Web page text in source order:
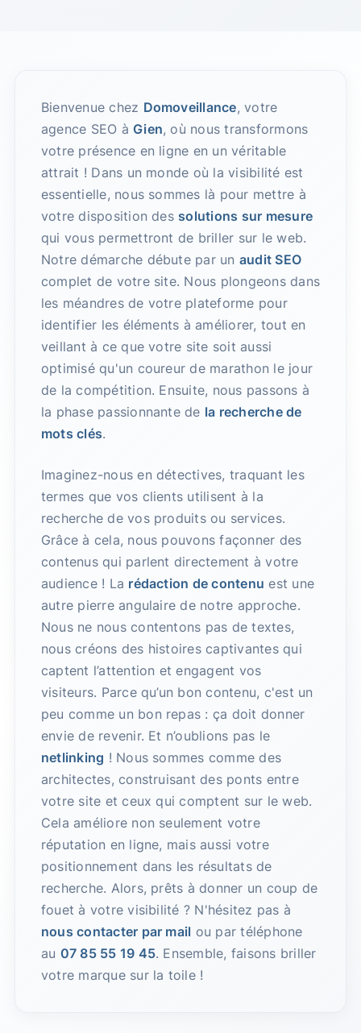
Bienvenue chez Domoveillance, votre
agence SEO à Gien, où nous transformons
votre présence en ligne en un véritable
attrait ! Dans un monde où la visibilité est
essentielle, nous sommes là pour mettre à
votre disposition des solutions sur mesure
qui vous permettront de briller sur le web.
Notre démarche débute par un audit SEO
complet de votre site. Nous plongeons dans
les méandres de votre plateforme pour
identifier les éléments à améliorer, tout en
veillant à ce que votre site soit aussi
optimisé qu'un coureur de marathon le jour
de la compétition. Ensuite, nous passons à
la phase passionnante de la recherche de
mots clés.
Imaginez-nous en détectives, traquant les
termes que vos clients utilisent à la
recherche de vos produits ou services.
Grâce à cela, nous pouvons façonner des
contenus qui parlent directement à votre
audience ! La rédaction de contenu est une
autre pierre angulaire de notre approche.
Nous ne nous contentons pas de textes,
nous créons des histoires captivantes qui
captent l’attention et engagent vos
visiteurs. Parce qu’un bon contenu, c'est un
peu comme un bon repas : ça doit donner
envie de revenir. Et n’oublions pas le
netlinking ! Nous sommes comme des
architectes, construisant des ponts entre
votre site et ceux qui comptent sur le web.
Cela améliore non seulement votre
réputation en ligne, mais aussi votre
positionnement dans les résultats de
recherche. Alors, prêts à donner un coup de
fouet à votre visibilité ? N'hésitez pas à
nous contacter par mail ou par téléphone
au 07 85 55 19 45. Ensemble, faisons briller
votre marque sur la toile !